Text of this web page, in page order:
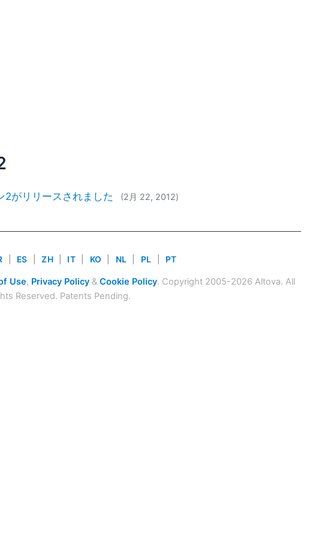
がリリースされました (2月 22, 2012)
ES ZH IT KO NL PL PT
Use, Privacy Policy& Cookie Policy. Copyright 2005-2026 Altova. All
Reserved. Patents Pending.